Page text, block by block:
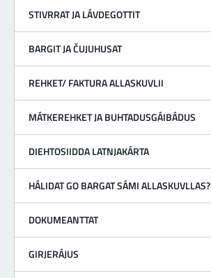
STIVRRAT JA LÁVDEGOTTIT
BARGIT JA ČUJUHUSAT
REHKET/ FAKTURA ALLASKUVLII
MÁTKEREHKET JA BUHTADUSGÁIBÁDUS
DIEHTOSIIDDA LATNJAKÁRTA
HÁLIDAT GO BARGAT SÁMI ALLASKUVLLAS?
DOKUMEANTTAT
GIRJERÁJUS